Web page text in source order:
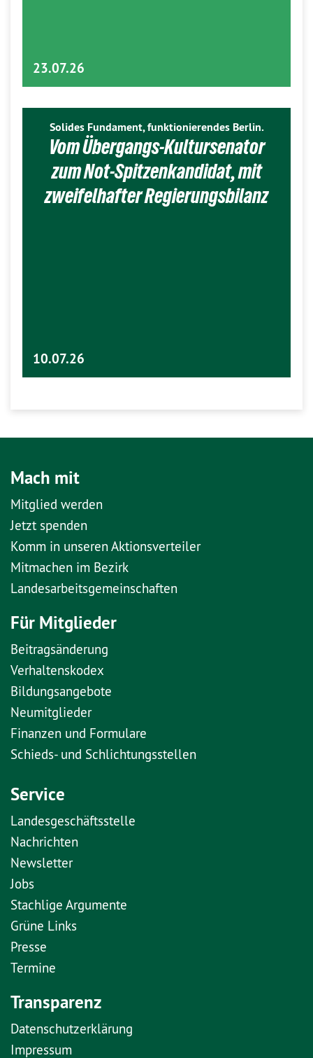
23.07.26
Solides Fundament, funktionierendes Berlin.
Vom Übergangs-Kultursenator
zum Not-Spitzenkandidat, mit
zweifelhafter Regierungsbilanz
10.07.26
Mach mit
Mitglied werden
Jetzt spenden
Komm in unseren Aktionsverteiler
Mitmachen im Bezirk
Landesarbeitsgemeinschaften
Für Mitglieder
Beitragsänderung
Verhaltenskodex
Bildungsangebote
Neumitglieder
Finanzen und Formulare
Schieds- und Schlichtungsstellen
Service
Landesgeschäftsstelle
Nachrichten
Newsletter
Jobs
Stachlige Argumente
Grüne Links
Presse
Termine
Transparenz
Datenschutzerklärung
Impressum